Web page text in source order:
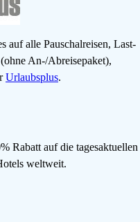
auf alle Pauschalreisen, Last-
An-/Abreisepaket),
Urlaubsplus.
Rabatt auf die tagesaktuellen
weltweit.